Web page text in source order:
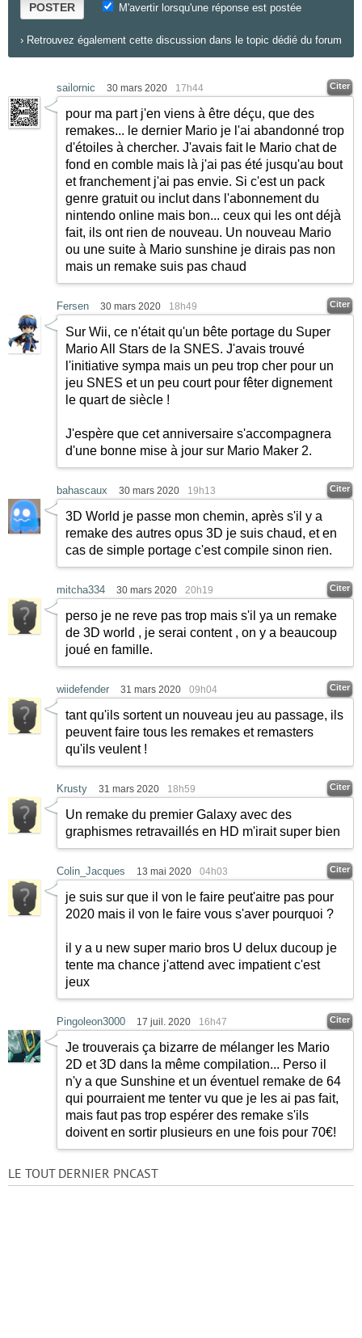
POSTER M'avertir lorsqu'une réponse est postée
› Retrouvez également cette discussion dans le topic dédié du forum
sailornic 30 mars 2020 17h44 Citer
pour ma part j'en viens à être déçu, que des
remakes... le dernier Mario je l'ai abandonné trop
d'étoiles à chercher. J'avais fait le Mario chat de
fond en comble mais là j'ai pas été jusqu'au bout
et franchement j'ai pas envie. Si c'est un pack
genre gratuit ou inclut dans l'abonnement du
nintendo online mais bon... ceux qui les ont déjà
fait, ils ont rien de nouveau. Un nouveau Mario
ou une suite à Mario sunshine je dirais pas non
mais un remake suis pas chaud
Fersen 30 mars 2020 18h49 Citer
Sur Wii, ce n'était qu'un bête portage du Super
Mario All Stars de la SNES. J'avais trouvé
l'initiative sympa mais un peu trop cher pour un
jeu SNES et un peu court pour fêter dignement
le quart de siècle !
J'espère que cet anniversaire s'accompagnera
d'une bonne mise à jour sur Mario Maker 2.
bahascaux 30 mars 2020 19h13 Citer
3D World je passe mon chemin, après s'il y a
remake des autres opus 3D je suis chaud, et en
cas de simple portage c'est compile sinon rien.
mitcha334 30 mars 2020 20h19 Citer
perso je ne reve pas trop mais s'il ya un remake
de 3D world , je serai content , on y a beaucoup
joué en famille.
wiidefender 31 mars 2020 09h04 Citer
tant qu'ils sortent un nouveau jeu au passage, ils
peuvent faire tous les remakes et remasters
qu'ils veulent !
Krusty 31 mars 2020 18h59 Citer
Un remake du premier Galaxy avec des
graphismes retravaillés en HD m'irait super bien
Colin_Jacques 13 mai 2020 04h03 Citer
je suis sur que il von le faire peut'aitre pas pour
2020 mais il von le faire vous s'aver pourquoi ?
il y a u new super mario bros U delux ducoup je
tente ma chance j'attend avec impatient c'est
jeux
Pingoleon3000 17 juil. 2020 16h47 Citer
Je trouverais ça bizarre de mélanger les Mario
2D et 3D dans la même compilation... Perso il
n'y a que Sunshine et un éventuel remake de 64
qui pourraient me tenter vu que je les ai pas fait,
mais faut pas trop espérer des remake s'ils
doivent en sortir plusieurs en une fois pour 70€!
LE TOUT DERNIER PNCAST